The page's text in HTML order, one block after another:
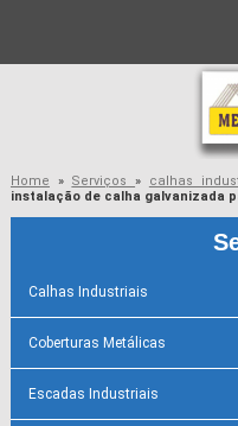
Home » Serviços» calhas
instalação de calha galvanizada
Calhas Industriais
Coberturas Metálicas
Escadas Industriais